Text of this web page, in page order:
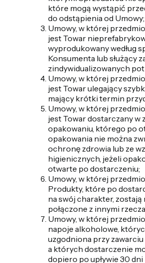
które mogą wystąpić
do odstąpienia od Umowy;
Umowy, w której
jest Towar
wyprodukowany według
Konsumenta lub służący
zindywidualizowanych
Umowy, w której
jest Towar ulegający
mający krótki termin
Umowy, w której
jest Towar dostarczany w
opakowaniu, którego po
opakowania nie można
ochronę zdrowia lub ze
higienicznych, jeżeli
otwarte po dostarczeniu;
Umowy, w której
Produkty, które po
na swój charakter, zostają
połączone z innymi
Umowy, w której
napoje alkoholowe,
uzgodniona przy zawarciu
a których dostarczenie
dopiero po upływie 30